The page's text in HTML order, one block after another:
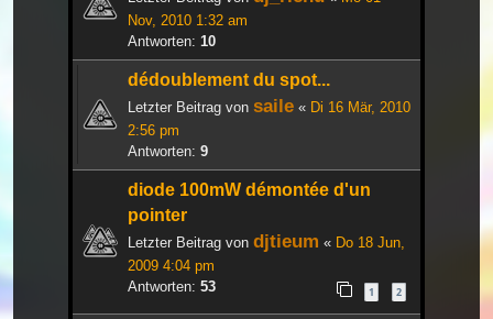
Nov, 2010 1:32 am
Antworten: 10
dédoublement du spot...
Letzter Beitrag von saile « Di 16 Mär, 2010
2:56 pm
Antworten: 9
diode 100mW démontée d'un
pointer
Letzter Beitrag von djtieum « Do 18 Jun,
2009 4:04 pm
Antworten: 53 1 2